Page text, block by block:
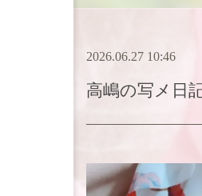
2026.06.27 10:46
高嶋の写メ日